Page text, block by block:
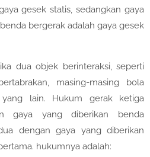
gesek statis, sedangkan gaya
bergerak adalah gaya gesek
dua objek berinteraksi, seperti
masing-masing bola
lain. Hukum gerak ketiga
gaya yang diberikan benda
dengan gaya yang diberikan
hukumnya adalah: